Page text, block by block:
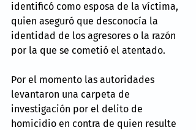
identificó como esposa de la víctima,
quien aseguró que desconocía la
identidad de los agresores o la razón
por la que se cometió el atentado.
Por el momento las autoridades
levantaron una carpeta de
investigación por el delito de
homicidio en contra de quien resulte